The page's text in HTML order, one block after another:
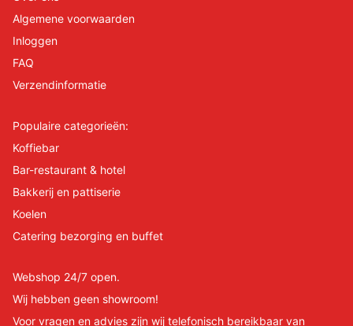
Algemene voorwaarden
Inloggen
FAQ
Verzendinformatie
Populaire categorieën:
Koffiebar
Bar-restaurant & hotel
Bakkerij en pattiserie
Koelen
Catering bezorging en buffet
Webshop 24/7 open.
Wij hebben geen showroom!
Voor vragen en advies zijn wij telefonisch bereikbaar van